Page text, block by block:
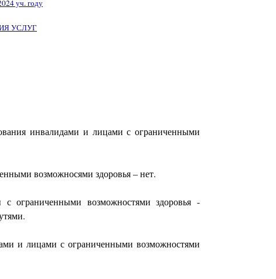
уч. году
УСЛУГ
инвалидами и лицами с ограниченными
возможносями здоровья – нет.
ограниченными возможностями здоровья -
и лицами с ограниченными возможностями